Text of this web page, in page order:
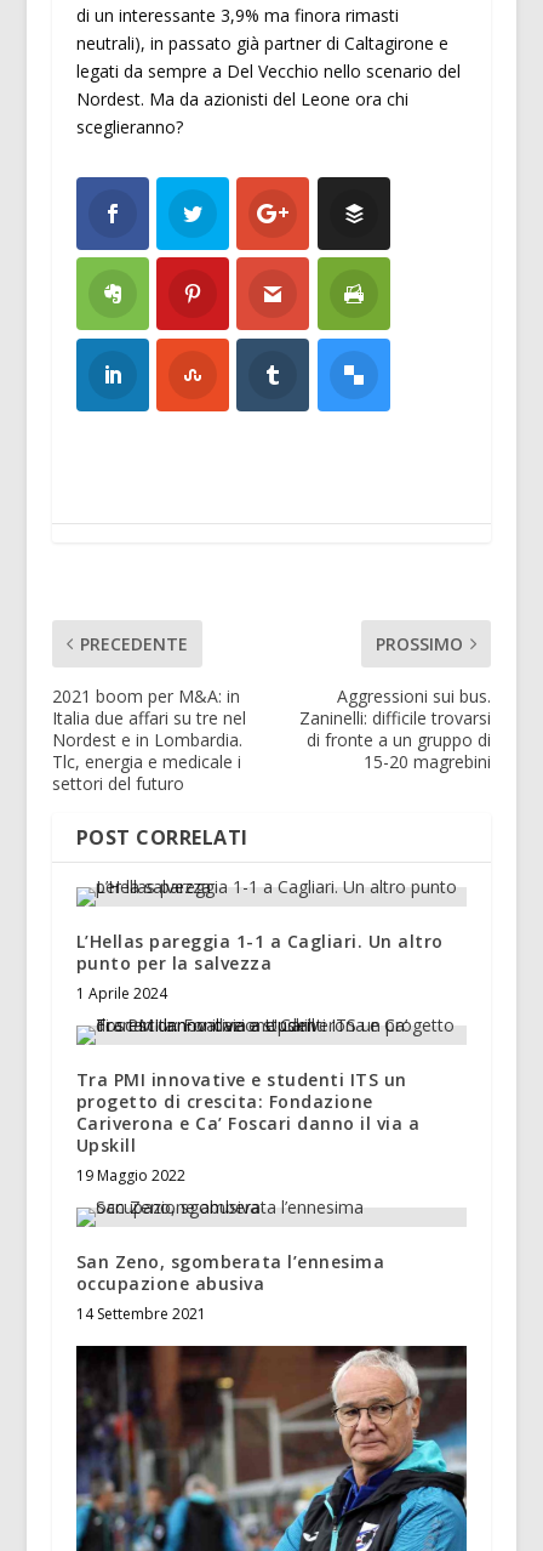
di un interessante 3,9% ma finora rimasti
neutrali), in passato già partner di Caltagirone e
legati da sempre a Del Vecchio nello scenario del
Nordest. Ma da azionisti del Leone ora chi
sceglieranno?
PRECEDENTE
2021 boom per M&A: in
Italia due affari su tre nel
Nordest e in Lombardia.
Tlc, energia e medicale i
settori del futuro
PROSSIMO
Aggressioni sui bus.
Zaninelli: difficile trovarsi
di fronte a un gruppo di
15-20 magrebini
POST CORRELATI
L’Hellas pareggia 1-1 a Cagliari. Un altro
punto per la salvezza
1 Aprile 2024
Tra PMI innovative e studenti ITS un
progetto di crescita: Fondazione
Cariverona e Ca’ Foscari danno il via a
Upskill
19 Maggio 2022
San Zeno, sgomberata l’ennesima
occupazione abusiva
14 Settembre 2021